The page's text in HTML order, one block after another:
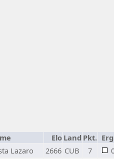
Elo Land Pkt.
Lazaro 2666 CUB 7